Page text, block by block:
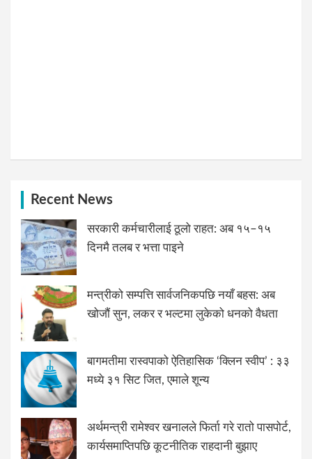
Recent News
सरकारी कर्मचारीलाई ठूलो राहत: अब १५–१५
दिनमै तलब र भत्ता पाइने
मन्त्रीको सम्पत्ति सार्वजनिकपछि नयाँ बहस: अब
खोजौं सुन, लकर र भल्टमा लुकेको धनको वैधता
बागमतीमा रास्वपाको ऐतिहासिक ‘क्लिन स्वीप’ : ३३
मध्ये ३१ सिट जित, एमाले शून्य
अर्थमन्त्री रामेश्वर खनालले फिर्ता गरे रातो पासपोर्ट,
कार्यसमाप्तिपछि कूटनीतिक राहदानी बुझाए